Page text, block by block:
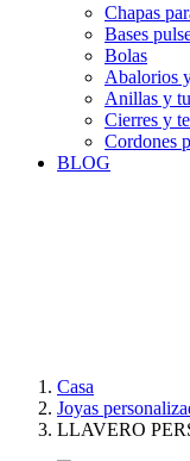
Chapas
Bases
Bolas
Abalorios
Anillas y
Cierres y
Cordones
BLOG
Casa
Joyas
LLAVERO